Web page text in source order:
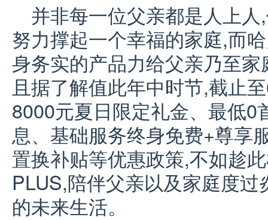
并非每一位父亲都是人上
努力撑起一个幸福的家庭,而
身务实的产品力给父亲乃至
且据了解值此年中时节,截止
8000元夏日限定礼金、最低0
息、基础服务终身免费+尊享
置换补贴等优惠政策,不如趁
PLUS,陪伴父亲以及家庭度
的未来生活。